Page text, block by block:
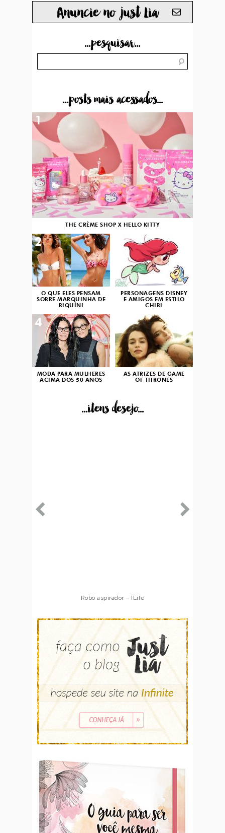
Anuncie no just Lia
...pesquisar...
...posts mais acessados...
THE CRÈME SHOP X HELLO KITTY
1
O QUE ELES PENSAM
SOBRE MARQUINHA DE
BIQUÍNI
2
PERSONAGENS DISNEY
E AMIGOS EM ESTILO
CHIBI
3
MODA PARA MULHERES
ACIMA DOS 50 ANOS
4
AS ATRIZES DE GAME
OF THRONES
...itens desejo...
Robô aspirador – ILife